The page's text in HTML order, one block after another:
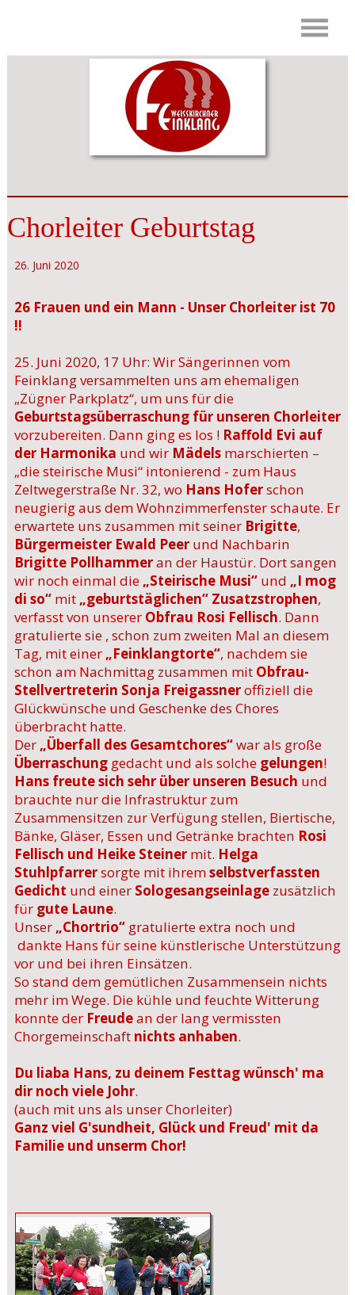
Chorleiter Geburtstag
26. Juni 2020
26 Frauen und ein Mann - Unser Chorleiter ist 70
!!
25. Juni 2020, 17 Uhr: Wir Sängerinnen vom
Feinklang versammelten uns am ehemaligen
„Zügner Parkplatz“, um uns für die
Geburtstagsüberraschung für unseren Chorleiter
vorzubereiten. Dann ging es los ! Raffold Evi auf
der Harmonika und wir Mädelsmarschierten –
„die steirische Musi“ intonierend - zum Haus
Zeltwegerstraße Nr. 32, wo Hans Hoferschon
neugierig aus dem Wohnzimmerfenster schaute. Er
erwartete uns zusammen mit seiner Brigitte,
Bürgermeister Ewald Peerund Nachbarin
Brigitte Pollhammeran der Haustür. Dort sangen
wir noch einmal die„Steirische Musi“und „I mog
di so“ mit „geburtstäglichen“ Zusatzstrophen,
verfasst von unserer Obfrau Rosi Fellisch. Dann
gratulierte sie , schon zum zweiten Mal an diesem
Tag, mit einer „Feinklangtorte“, nachdem sie
schon am Nachmittag zusammen mit Obfrau-
Stellvertreterin Sonja Freigassneroffiziell die
Glückwünsche und Geschenke des Chores
überbracht hatte.
Der „Überfall des Gesamtchores“war als große
Überraschung gedacht und als solche gelungen!
Hans freute sich sehr über unseren Besuch und
brauchte nur die Infrastruktur zum
Zusammensitzen zur Verfügung stellen, Biertische,
Bänke, Gläser, Essen und Getränke brachten Rosi
Fellisch und Heike Steinermit. Helga
Stuhlpfarrersorgte mit ihremselbstverfassten
Gedicht und einer Sologesangseinlage zusätzlich
für gute Laune.
Unser„Chortrio“ gratulierte extra noch und
dankte Hans für seine künstlerische Unterstützung
vor und bei ihren Einsätzen.
So stand dem gemütlichen Zusammensein nichts
mehr im Wege. Die kühle und feuchte Witterung
konnte der Freudean der lang vermissten
Chorgemeinschaft nichts anhaben.
Du liaba Hans, zu deinem Festtag wünsch' ma
dir noch viele Johr.
(auch mit uns als unser Chorleiter)
Ganz viel G'sundheit, Glück und Freud' mit da
Familie und unserm Chor!